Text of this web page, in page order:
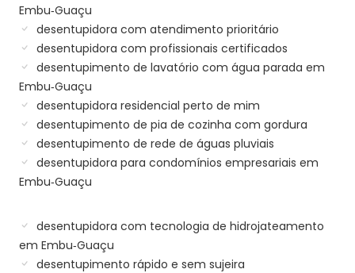
Embu‑Guaçu
desentupidora com atendimento prioritário
desentupidora com profissionais certificados
desentupimento de lavatório com água parada em
Embu‑Guaçu
desentupidora residencial perto de mim
desentupimento de pia de cozinha com gordura
desentupimento de rede de águas pluviais
desentupidora para condomínios empresariais em
Embu‑Guaçu
desentupidora com tecnologia de hidrojateamento
em Embu‑Guaçu
desentupimento rápido e sem sujeira